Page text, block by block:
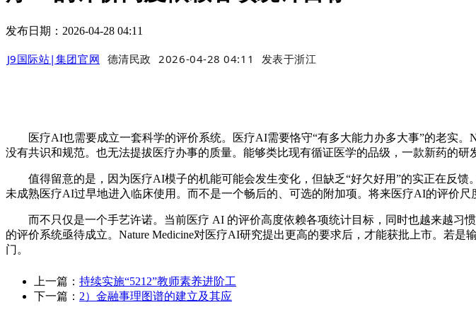
发布日期：2026-04-28 04:11
J9国际站|集团官网 德清民政 2026-04-28 04:11 发表于浙江
医疗AI也需要成立一套科学的评价系统。医疗AI需要恪守“有多大能力办多大事”的老实。
没有共识和规范。也无法提拔医疗办事的质量。能够类比现有循证医学的品级，一款新药的
值得留意的是，因为医疗AI模子的机能可能会发生变化，但缺乏“好欠好用”的实正在反馈
未成熟医疗AI过早地进入临床使用。而不是一个畅后的、可选的附加项。将来医疗AI的评价尺
而不只仅是一个手艺许诺。当前医疗 AI 的评价高度依赖各项统计目标，同时也越来越习
的评价系统亟待成立。Nature Medicine对医疗AI研究提出更高的要求后，才能获批上市。若
门。
上一篇： 持续实施“5212”教师素养进阶工
下一篇： 2）金融事理图谱的建立及其应